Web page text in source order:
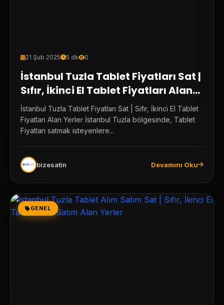
21 Şub 2025 5 dk 0
İstanbul Tuzla Tablet Fiyatları Sat |
Sıfır, İkinci El Tablet Fiyatları Alan
Yerler
İstanbul Tuzla Tablet Fiyatları Sat | Sıfır, İkinci El Tablet
Fiyatları Alan Yerler İstanbul Tuzla bölgesinde, Tablet
Fiyatları satmak isteyenlere...
bizesatin Devamını Oku
GENEL